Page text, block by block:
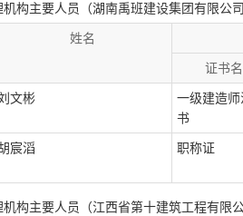
构主要人员（湖南禹班建设集团有限公
姓名
证书
文彬
一级建造
书
宸滔 职称证
构主要人员（江西省第十建筑工程有限